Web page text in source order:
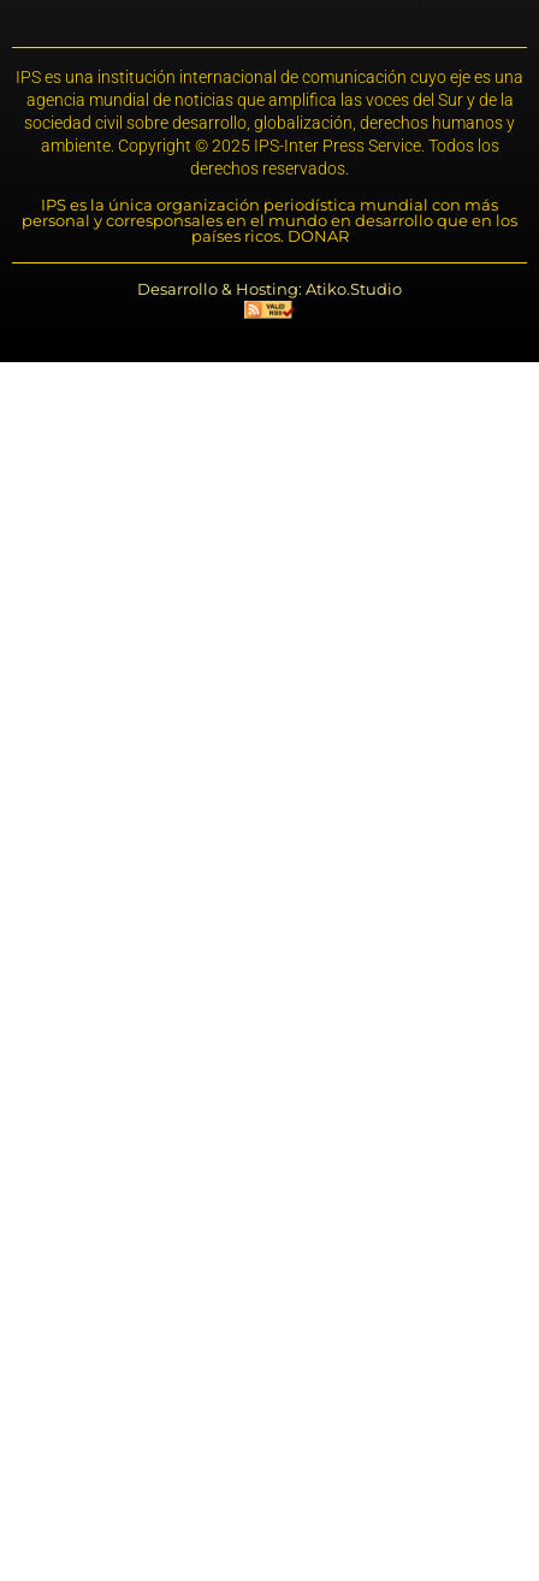
IPS es una institución internacional de comunicación cuyo eje es una
agencia mundial de noticias que amplifica las voces del Sur y de la
sociedad civil sobre desarrollo, globalización, derechos humanos y
ambiente. Copyright © 2025 IPS-Inter Press Service. Todos los
derechos reservados.
IPS es la única organización periodística mundial con más
personal y corresponsales en el mundo en desarrollo que en los
países ricos. DONAR
Desarrollo & Hosting: Atiko.Studio